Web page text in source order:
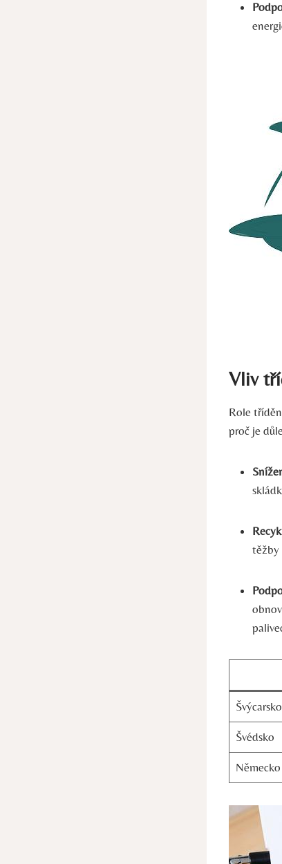
Vliv
Role
proč je
těžby
Švýcarsko
Švédsko
Německo